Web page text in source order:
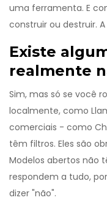
uma ferramenta. E
construir ou destruir.
Existe
realmente
Sim, mas só se você
localmente, como
comerciais - como
têm filtros. Eles são
Modelos abertos não
respondem a tudo,
dizer "não".